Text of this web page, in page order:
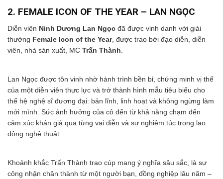
2. FEMALE ICON OF THE YEAR – LAN NGỌC
Diễn viên Ninh Dương Lan Ngọc đã được vinh danh với giải
thưởng Female Icon of the Year, được trao bởi đạo diễn, diễn
viên, nhà sản xuất, MC Trấn Thành.
Lan Ngọc được tôn vinh nhờ hành trình bền bỉ, chứng minh vị thế
của một diễn viên thực lực và trở thành hình mẫu tiêu biểu cho
thế hệ nghệ sĩ đương đại: bản lĩnh, linh hoạt và không ngừng làm
mới mình. Sức ảnh hưởng của cô đến từ khả năng chạm đến
cảm xúc khán giả qua từng vai diễn và sự nghiêm túc trong lao
động nghệ thuật.
Khoảnh khắc Trấn Thành trao cúp mang ý nghĩa sâu sắc, là sự
công nhận chân thành từ một người bạn, đồng nghiệp lâu năm –